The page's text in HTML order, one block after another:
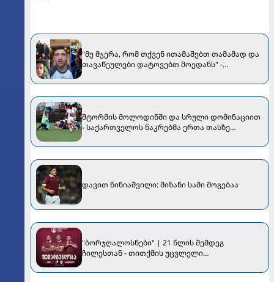
"მე მჯე­რა, რომ თქვენ ითა­მა­შებთ თამა­მად და
თა­ვა­წე­უ­ლე­ბი და­ტო­ვებთ მო­ე­დანს" -
მიმართეს [VIDEO]
შტორმის მოლოდინში და სრული დომინაციით
- საქართველოს ნაკრებმა ერთა თასზე
დავით ნინიაშვილი: მიზანი სამი მოგებაა
"ბორჯღალოსნები" | 21 წლის შემდეგ
ჩილესთან - თითქმის უცვლელი